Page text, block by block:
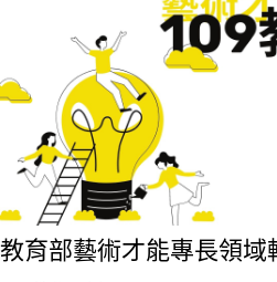
教育部藝術才能專長領域